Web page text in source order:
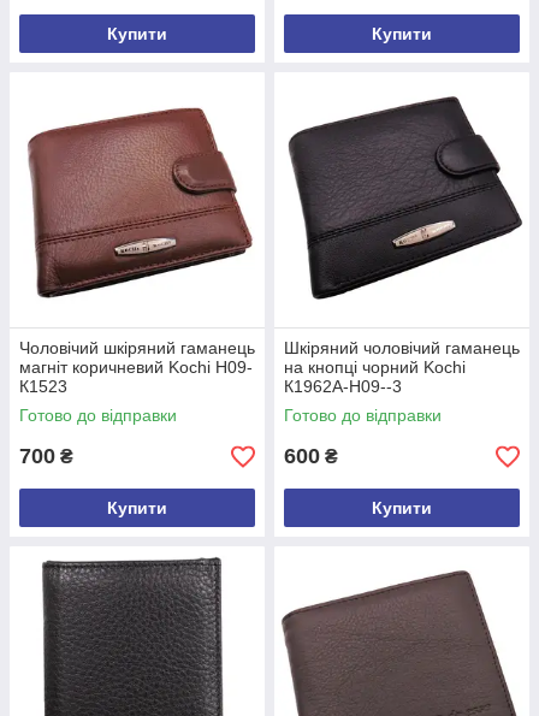
Купити Купити
Чоловічий шкіряний гаманець
магніт коричневий Kochi H09-
К1523
Готово до відправки
700 ₴
Купити
Шкіряний чоловічий гаманець
на кнопці чорний Kochi
К1962А-H09--3
Готово до відправки
600 ₴
Купити